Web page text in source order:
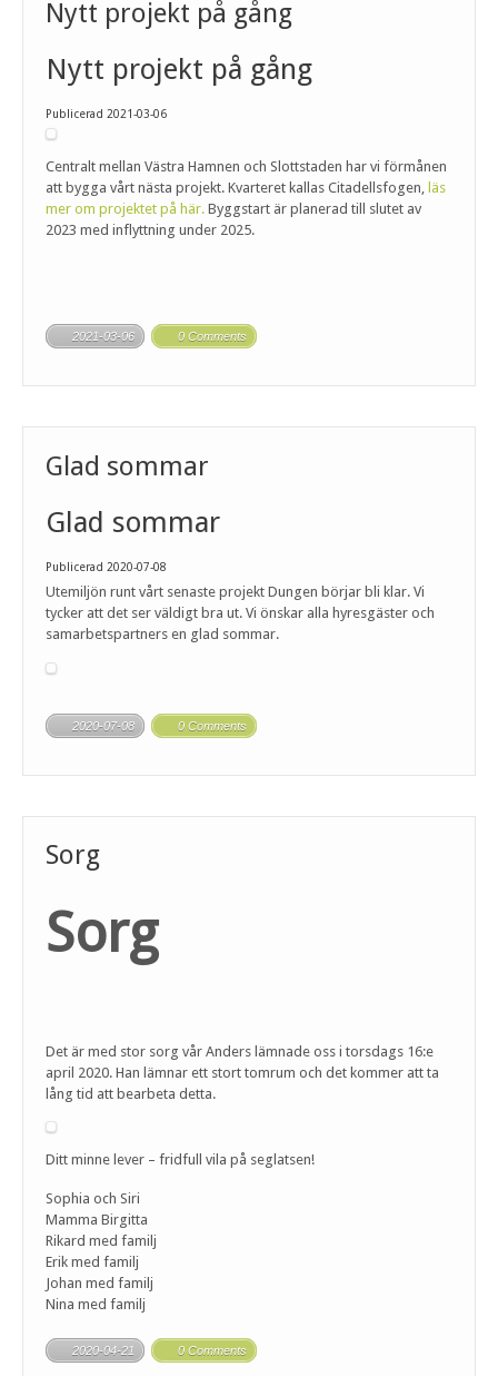
Nytt projekt på gång
Nytt projekt på gång
Publicerad 2021-03-06
Centralt mellan Västra Hamnen och Slottstaden har vi förmånen
att bygga vårt nästa projekt. Kvarteret kallas Citadellsfogen, läs
mer om projektet på här. Byggstart är planerad till slutet av
2023 med inflyttning under 2025.
2021-03-06 0 Comments
Glad sommar
Glad sommar
Publicerad 2020-07-08
Utemiljön runt vårt senaste projekt Dungen börjar bli klar. Vi
tycker att det ser väldigt bra ut. Vi önskar alla hyresgäster och
samarbetspartners en glad sommar.
2020-07-08 0 Comments
Sorg
Sorg
Det är med stor sorg vår Anders lämnade oss i torsdags 16:e
april 2020. Han lämnar ett stort tomrum och det kommer att ta
lång tid att bearbeta detta.
Ditt minne lever – fridfull vila på seglatsen!
Sophia och Siri
Mamma Birgitta
Rikard med familj
Erik med familj
Johan med familj
Nina med familj
2020-04-21 0 Comments